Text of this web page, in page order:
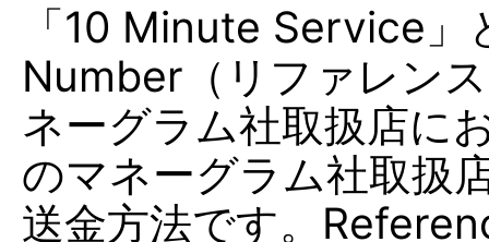
「10 Minute Service
Number（リファレン
ネーグラム社取扱店に
のマネーグラム社取扱
送金方法です。